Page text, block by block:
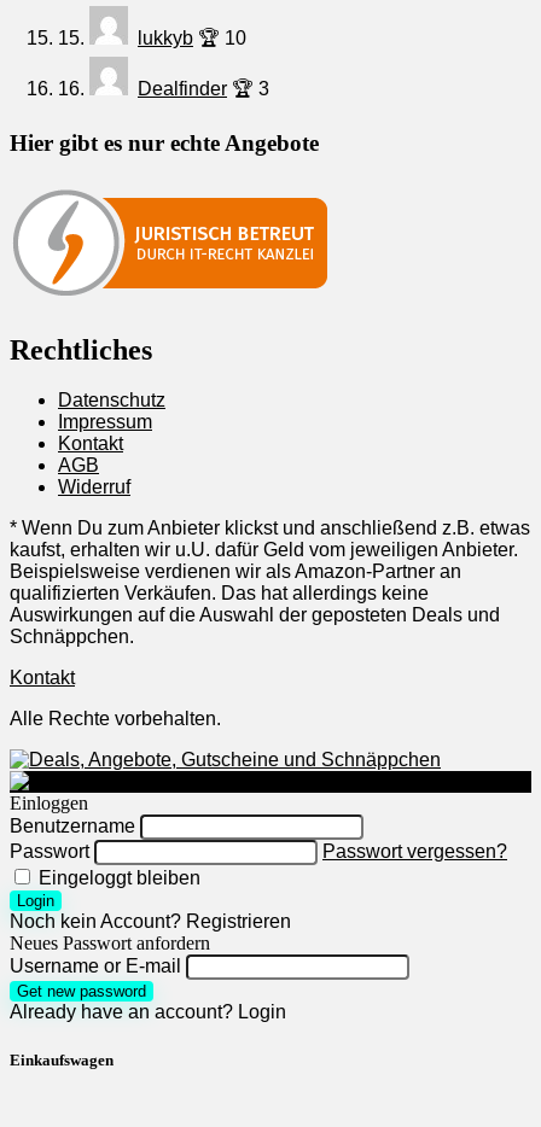
15. lukkyb 🏆 10
16. Dealfinder 🏆 3
Hier gibt es nur echte Angebote
Rechtliches
Datenschutz
Impressum
Kontakt
AGB
Widerruf
* Wenn Du zum Anbieter klickst und anschließend z.B. etwas
kaufst, erhalten wir u.U. dafür Geld vom jeweiligen Anbieter.
Beispielsweise verdienen wir als Amazon-Partner an
qualifizierten Verkäufen. Das hat allerdings keine
Auswirkungen auf die Auswahl der geposteten Deals und
Schnäppchen.
Kontakt
Alle Rechte vorbehalten.
Einloggen
Benutzername
Passwort
Passwort vergessen?
Eingeloggt bleiben
Login
Noch kein Account? Registrieren
Neues Passwort anfordern
Username or E-mail
Get new password
Already have an account? Login
Einkaufswagen